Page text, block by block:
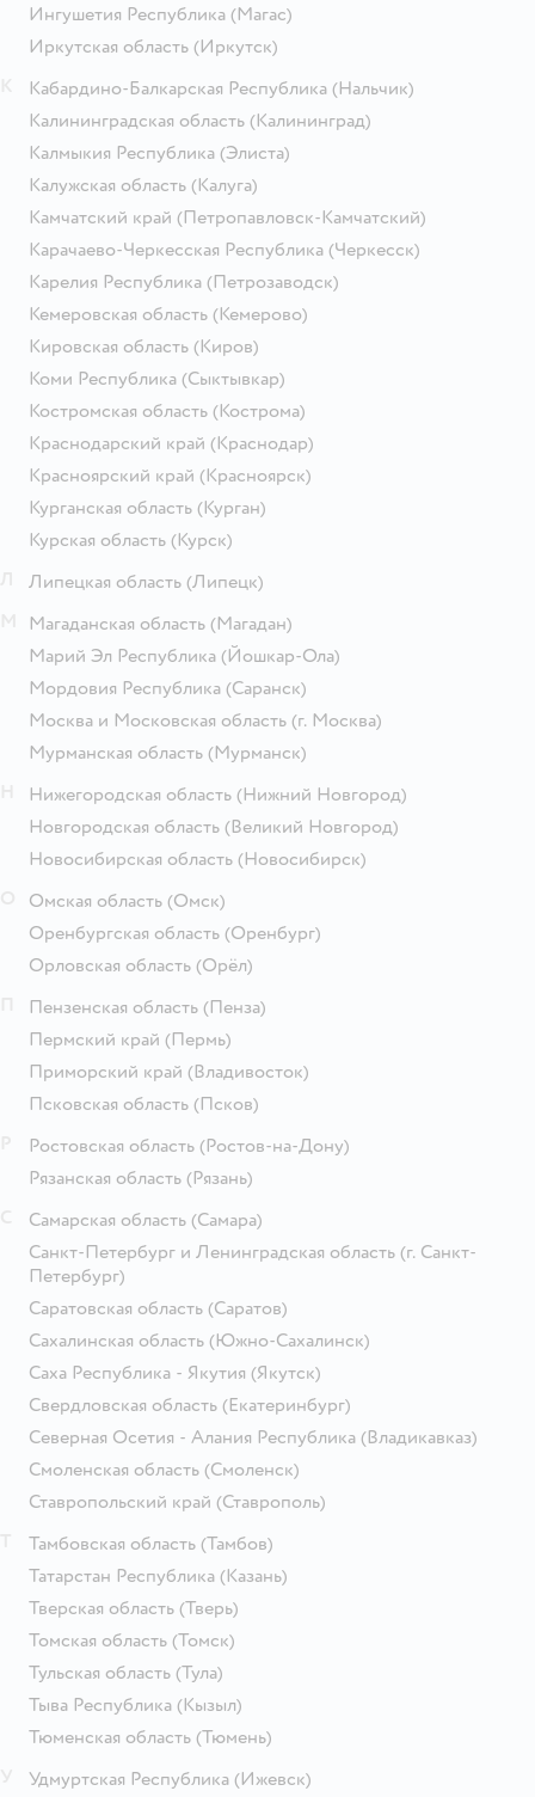
Ингушетия Республика (Магас)
Иркутская область (Иркутск)
Кабардино-Балкарская Республика (Нальчик)
Калининградская область (Калининград)
Калмыкия Республика (Элиста)
Калужская область (Калуга)
Камчатский край (Петропавловск-Камчатский)
Карачаево-Черкесская Республика (Черкесск)
Карелия Республика (Петрозаводск)
Кемеровская область (Кемерово)
Кировская область (Киров)
Коми Республика (Сыктывкар)
Костромская область (Кострома)
Краснодарский край (Краснодар)
Красноярский край (Красноярск)
Курганская область (Курган)
Курская область (Курск)
Липецкая область (Липецк)
Магаданская область (Магадан)
Марий Эл Республика (Йошкар-Ола)
Мордовия Республика (Саранск)
Москва и Московская область (г. Москва)
Мурманская область (Мурманск)
Нижегородская область (Нижний Новгород)
Новгородская область (Великий Новгород)
Новосибирская область (Новосибирск)
Омская область (Омск)
Оренбургская область (Оренбург)
Орловская область (Орёл)
Пензенская область (Пенза)
Пермский край (Пермь)
Приморский край (Владивосток)
Псковская область (Псков)
Ростовская область (Ростов-на-Дону)
Рязанская область (Рязань)
Самарская область (Самара)
Санкт-Петербург и Ленинградская область (г. Санкт-
Петербург)
Саратовская область (Саратов)
Сахалинская область (Южно-Сахалинск)
Саха Республика - Якутия (Якутск)
Свердловская область (Екатеринбург)
Северная Осетия - Алания Республика (Владикавказ)
Смоленская область (Смоленск)
Ставропольский край (Ставрополь)
Тамбовская область (Тамбов)
Татарстан Республика (Казань)
Тверская область (Тверь)
Томская область (Томск)
Тульская область (Тула)
Тыва Республика (Кызыл)
Тюменская область (Тюмень)
Удмуртская Республика (Ижевск)